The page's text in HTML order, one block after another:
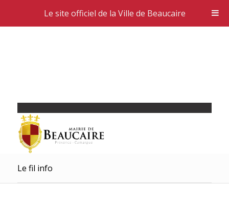
Le fil info
Le site officiel de la Ville de Beaucaire